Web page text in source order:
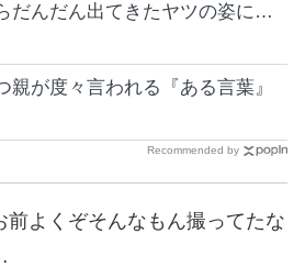
だんだん出てきたヤツの姿に…
親が度々言われる『ある言葉』
Recommended by
前よくぞそんなもん撮ってたな